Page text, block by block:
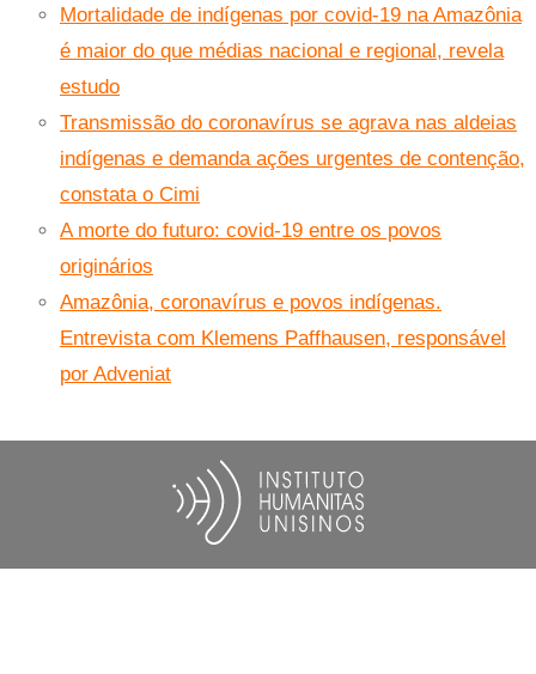
Mortalidade de indígenas por covid-19 na Amazônia
é maior do que médias nacional e regional, revela
estudo
Transmissão do coronavírus se agrava nas aldeias
indígenas e demanda ações urgentes de contenção,
constata o Cimi
A morte do futuro: covid-19 entre os povos
originários
Amazônia, coronavírus e povos indígenas.
Entrevista com Klemens Paffhausen, responsável
por Adveniat